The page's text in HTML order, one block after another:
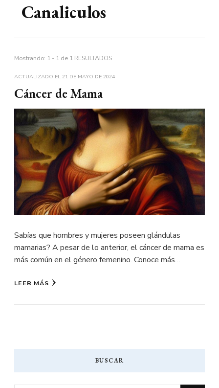
Canaliculos
Mostrando: 1 - 1 de 1 RESULTADOS
ACTUALIZADO EL 21 DE MAYO DE 2024
Cáncer de Mama
Sabías que hombres y mujeres poseen glándulas
mamarias? A pesar de lo anterior, el cáncer de mama es
más común en el género femenino. Conoce más…
LEER MÁS
BUSCAR